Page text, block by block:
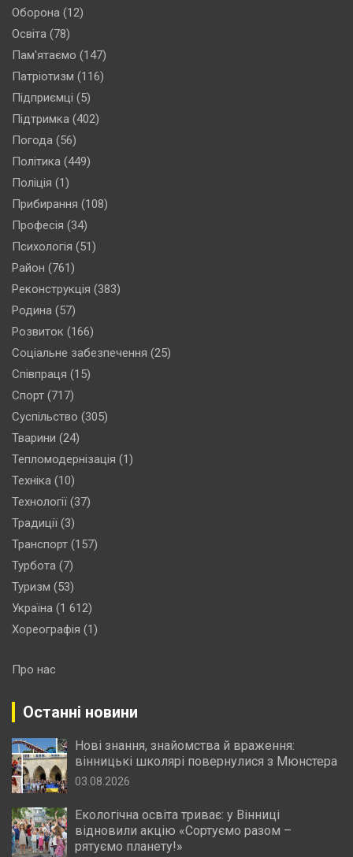
Оборона (12)
Освіта (78)
Пам'ятаємо (147)
Патріотизм (116)
Підприємці (5)
Підтримка (402)
Погода (56)
Політика (449)
Поліція (1)
Прибирання (108)
Професія (34)
Психологія (51)
Район (761)
Реконструкція (383)
Родина (57)
Розвиток (166)
Соціальне забезпечення (25)
Співпраця (15)
Спорт (717)
Суспільство (305)
Тварини (24)
Тепломодернізація (1)
Техніка (10)
Технології (37)
Традиції (3)
Транспорт (157)
Турбота (7)
Туризм (53)
Україна (1 612)
Хореографія (1)
Про нас
Останні новини
Нові знання, знайомства й враження:
вінницькі школярі повернулися з Мюнстера
03.08.2026
Екологічна освіта триває: у Вінниці
відновили акцію «Сортуємо разом –
рятуємо планету!»